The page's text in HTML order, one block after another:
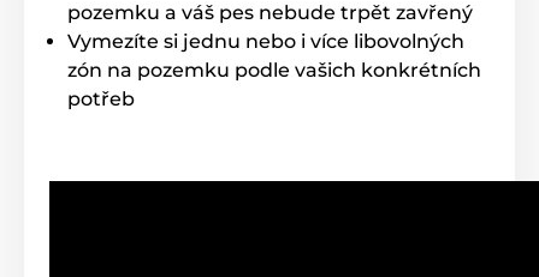
pozemku a váš pes nebude trpět zavřený
Vymezíte si jednu nebo i více libovolných
zón na pozemku podle vašich konkrétních
potřeb